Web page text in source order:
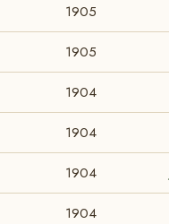
1905
1905
1904
1904
1904
1904